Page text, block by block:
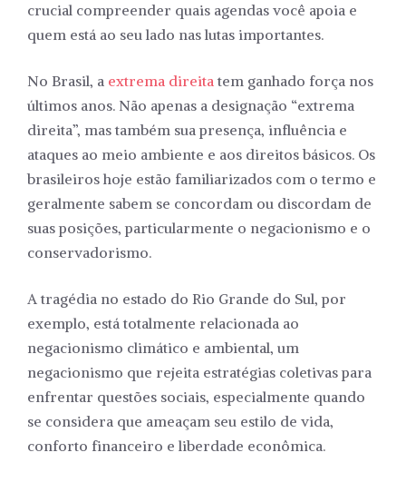
crucial compreender quais agendas você apoia e
quem está ao seu lado nas lutas importantes.
No Brasil, a extrema direitatem ganhado força nos
últimos anos. Não apenas a designação “extrema
direita”, mas também sua presença, influência e
ataques ao meio ambiente e aos direitos básicos. Os
brasileiros hoje estão familiarizados com o termo e
geralmente sabem se concordam ou discordam de
suas posições, particularmente o negacionismo e o
conservadorismo.
A tragédia no estado do Rio Grande do Sul, por
exemplo, está totalmente relacionada ao
negacionismo climático e ambiental, um
negacionismo que rejeita estratégias coletivas para
enfrentar questões sociais, especialmente quando
se considera que ameaçam seu estilo de vida,
conforto financeiro e liberdade econômica.